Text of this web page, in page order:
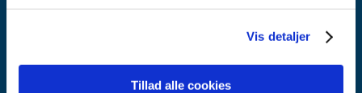
Vis detaljer
Tillad alle cookies
Danish Medicines Agency